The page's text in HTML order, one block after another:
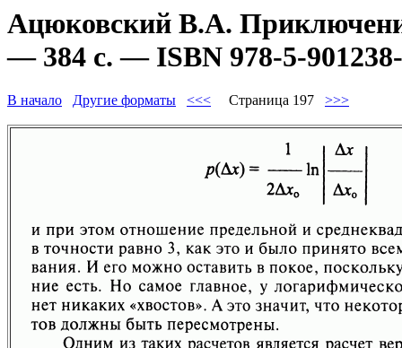
Ацюковский В.А.
— 384 с. — ISBN 978-5-
В начало Другие форматы <<< Страница 197 >>>